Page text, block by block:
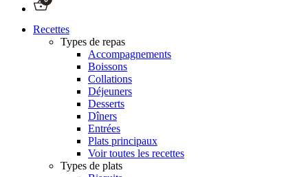
Recettes
Types de repas
Accompagnements
Boissons
Collations
Déjeuners
Desserts
Dîners
Entrées
Plats principaux
Voir toutes les recettes
Types de plats